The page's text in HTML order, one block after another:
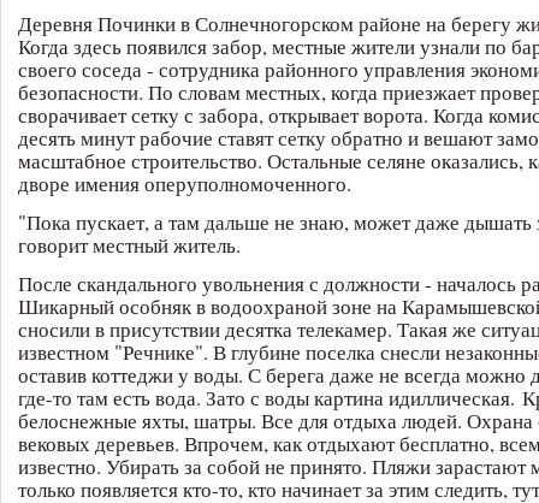
Деревня Починки в Солнечногорском районе на берегу
Когда здесь появился забор, местные жители узнали по
своего соседа - сотрудника районного управления
безопасности. По словам местных, когда приезжает
сворачивает сетку с забора, открывает ворота. Когда
десять минут рабочие ставят сетку обратно и вешают
масштабное строительство. Остальные селяне оказались,
дворе имения оперуполномоченного.
"Пока пускает, а там дальше не знаю, может даже дышать
говорит местный житель.
После скандального увольнения с должности - началось
Шикарный особняк в водоохраной зоне на
сносили в присутствии десятка телекамер. Такая же
известном "Речнике". В глубине поселка снесли
оставив коттеджи у воды. С берега даже не всегда можно
где-то там есть вода. Зато с воды картина идиллическая.
белоснежные яхты, шатры. Все для отдыха людей. Охрана
вековых деревьев. Впрочем, как отдыхают бесплатно,
известно. Убирать за собой не принято. Пляжи
только появляется кто-то, кто начинает за этим следить,